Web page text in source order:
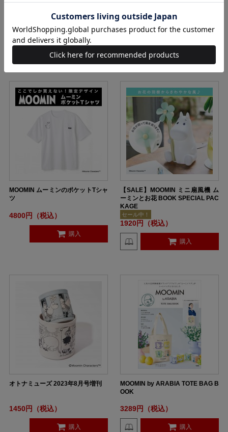
MOOMIN マルチに使えるマグネッ
ト収納ボックス 2個セット BOOK
2728円（税込）
MOOMIN リトルミイのポケットTシ
4800円（税込）
MOOMIN ムーミンのポケットTシャ
ツ
4800円（税込）
購入
【SALE】MOOMIN ミニ扇風機 ム
ーミンとお花 BOOK SPECIAL PAC
KAGE
セール中！
1920円（税込）
購入
オトナミューズ 2023年8月号増刊
1450円（税込）
購入
MOOMIN by ARABIA TOTE BAG B
OOK
3289円（税込）
購入